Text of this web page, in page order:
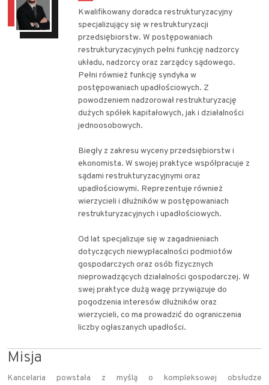
Kwalifikowany doradca restrukturyzacyjny
specjalizujący się w restrukturyzacji
przedsiębiorstw. W postępowaniach
restrukturyzacyjnych pełni funkcję nadzorcy
układu, nadzorcy oraz zarządcy sądowego.
Pełni również funkcję syndyka w
postępowaniach upadłościowych. Z
powodzeniem nadzorował restrukturyzację
dużych spółek kapitałowych, jak i działalności
jednoosobowych.
Biegły z zakresu wyceny przedsiębiorstw i
ekonomista. W swojej praktyce współpracuje z
sądami restrukturyzacyjnymi oraz
upadłościowymi. Reprezentuje również
wierzycieli i dłużników w postępowaniach
restrukturyzacyjnych i upadłościowych.
Od lat specjalizuje się w zagadnieniach
dotyczących niewypłacalności podmiotów
gospodarczych oraz osób fizycznych
nieprowadzących działalności gospodarczej. W
swej praktyce dużą wagę przywiązuje do
pogodzenia interesów dłużników oraz
wierzycieli, co ma prowadzić do ograniczenia
liczby ogłaszanych upadłości.
Misja
Kancelaria powstała z myślą o kompleksowej obsłudze